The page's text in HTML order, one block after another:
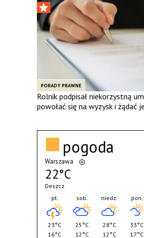
PORADY PRAWNE
Rolnik podpisał niekorzystną
powołać się na wyzysk i żądać
pogoda
Warszawa
22°C
Deszcz
pt.
23°C
16°C
sob.
25°C
12°C
niedz.
28°C
12°C
pon.
33°C
17°C